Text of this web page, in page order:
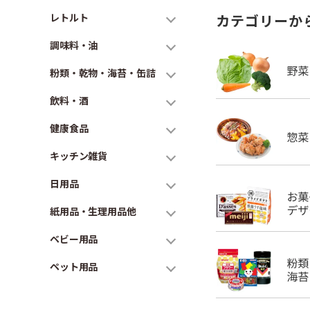
レトルト
調味料・油
粉類・乾物・海苔・缶詰
飲料・酒
健康食品
キッチン雑貨
日用品
紙用品・生理用品他
ベビー用品
ペット用品
カテゴリーか